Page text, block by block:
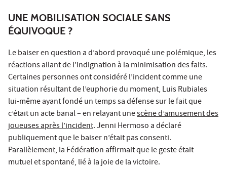
UNE MOBILISATION SOCIALE SANS
ÉQUIVOQUE ?
Le baiser en question a d’abord provoqué une polémique, les
réactions allant de l’indignation à la minimisation des faits.
Certaines personnes ont considéré l’incident comme une
situation résultant de l’euphorie du moment, Luis Rubiales
lui-même ayant fondé un temps sa défense sur le fait que
c’était un acte banal – en relayant unescène d’amusement des
joueuses après l’incident. Jenni Hermoso a déclaré
publiquement que le baiser n’était pas consenti.
Parallèlement, la Fédération affirmait que le geste était
mutuel et spontané, lié à la joie de la victoire.